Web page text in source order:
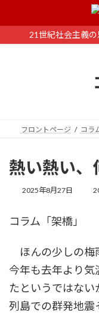
ン
ー
21世紀社会主義
フロントページ コラ
熱い熱い、
2025年8月27日
:
コラム「架橋」
ほんの少しの梅
今年も去年より
たというではな
列島での群発地震